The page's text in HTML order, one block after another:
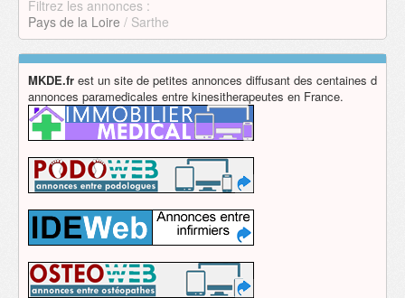
Filtrez les annonces :
Pays de la Loire / Sarthe
MKDE.fr est un site de petites annonces diffusant des centaines d
annonces paramedicales entre kinesitherapeutes en France.